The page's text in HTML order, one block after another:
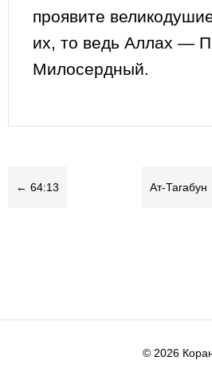
проявите
их, то ведь Аллах —
Милосердный.
← 64:13 Ат-Тагабун
© 2026